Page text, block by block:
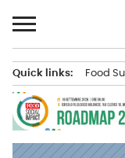
al
contenuto
principale
Quick links: Food